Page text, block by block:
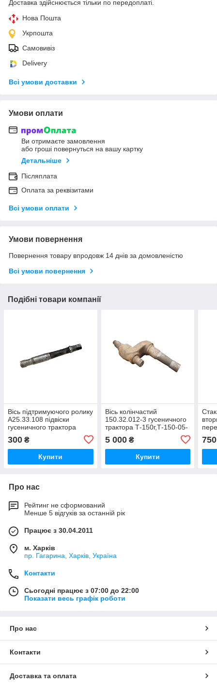
Доставка здійснюється тільки по передоплаті.
Нова Пошта
Укрпошта
Самовивіз
Delivery
Всі умови доставки
Умови оплати
Ви отримаєте замовлення
або гроші повернуться на вашу картку
Детальніше
Післяплата
Оплата за реквізитами
Всі умови оплати
Умови повернення
Повернення товару впродовж 14 днів за домовленістю
Всі умови повернення
Подібні товари компанії
Вісь підтримуючого ролику
А25.33.108 підвіски
гусеничного трактора
ХТЗ-181
300 ₴
Купити
Вісь колінчастий
150.32.012-3 гусеничного
трактора Т-150г,Т-150-05-
5 000₴
Купити
09-
750
Про нас
Рейтинг не сформований
Менше 5 відгуків за останній рік
Працює з 30.04.2011
м. Харків
пр. Гагарина, Харків, Україна
Контакти
Сьогодні працює з 07:00 до 22:00
Показати весь графік роботи
Про нас
Контакти
Доставка та оплата